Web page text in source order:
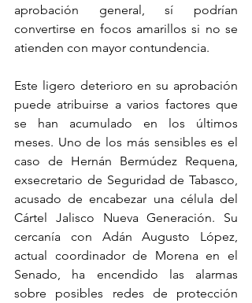
aprobación general, sí podrían
convertirse en focos amarillos si no se
atienden con mayor contundencia.
Este ligero deterioro en su aprobación
puede atribuirse a varios factores que
se han acumulado en los últimos
meses. Uno de los más sensibles es el
caso de Hernán Bermúdez Requena,
exsecretario de Seguridad de Tabasco,
acusado de encabezar una célula del
Cártel Jalisco Nueva Generación. Su
cercanía con Adán Augusto López,
actual coordinador de Morena en el
Senado, ha encendido las alarmas
sobre posibles redes de protección